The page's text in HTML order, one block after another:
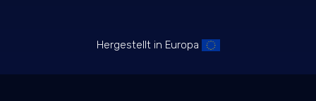
Hergestellt in Europa